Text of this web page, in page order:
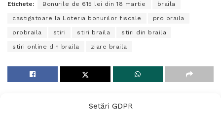
Setări GDPR
Etichete: Bonurile de 615 lei din 18 martie braila
castigatoare la Loteria bonurilor fiscale pro braila
probraila stiri stiri braila stiri din braila
stiri online din braila ziare braila